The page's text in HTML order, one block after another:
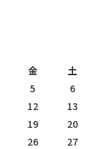
金 土
5
6
12
13
19
20
26
27